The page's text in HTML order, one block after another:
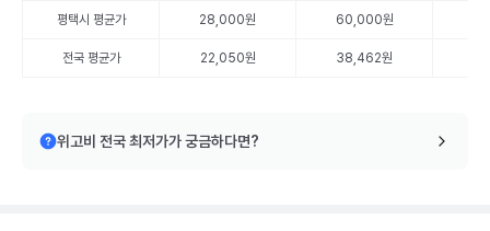
평택시 평균가 28,000원 60,000원
전국 평균가 22,050원 38,462원
위고비 전국 최저가가 궁금하다면?